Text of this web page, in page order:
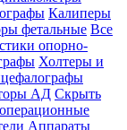
Калиперы
фетальные Все
опорно-
Холтеры и
АД Скрыть
Аппараты